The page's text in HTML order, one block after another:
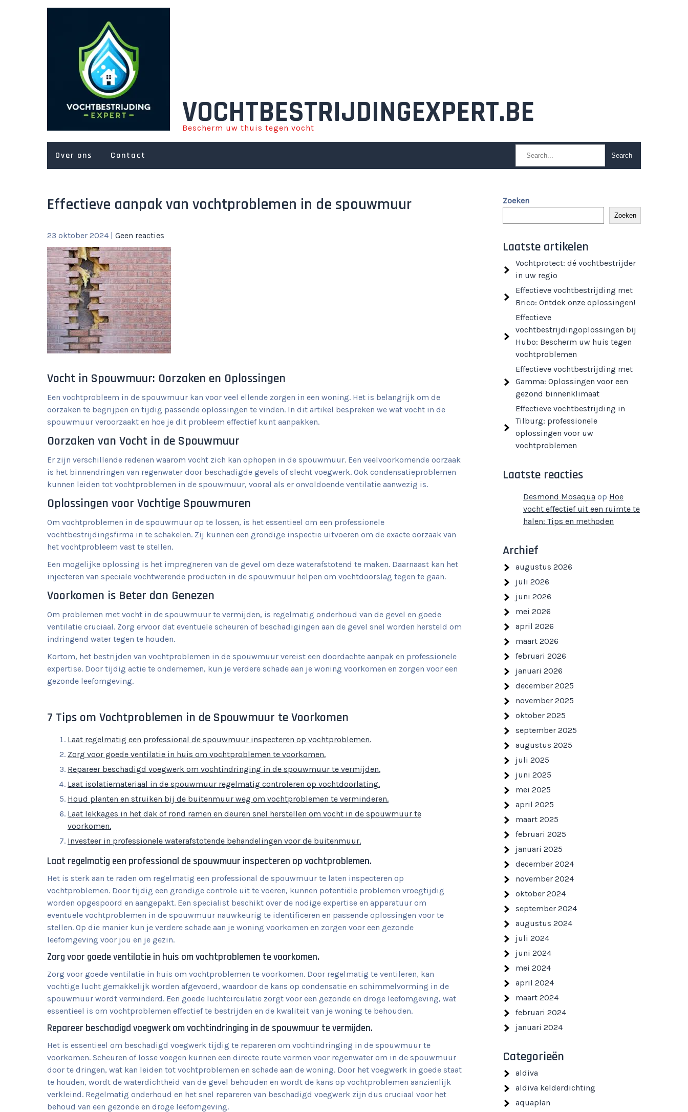
VOCHTBESTRIJDINGEXPERT.BE
Bescherm uw thuis tegen vocht
Over ons Contact
Effectieve aanpak van vochtproblemen in de spouwmuur
23 oktober 2024 | Geen reacties
Vocht in Spouwmuur: Oorzaken en Oplossingen
Een vochtprobleem in de spouwmuur kan voor veel ellende zorgen in een woning. Het is belangrijk om de
oorzaken te begrijpen en tijdig passende oplossingen te vinden. In dit artikel bespreken we wat vocht in de
spouwmuur veroorzaakt en hoe je dit probleem effectief kunt aanpakken.
Oorzaken van Vocht in de Spouwmuur
Er zijn verschillende redenen waarom vocht zich kan ophopen in de spouwmuur. Een veelvoorkomende oorzaak
is het binnendringen van regenwater door beschadigde gevels of slecht voegwerk. Ook condensatieproblemen
kunnen leiden tot vochtproblemen in de spouwmuur, vooral als er onvoldoende ventilatie aanwezig is.
Oplossingen voor Vochtige Spouwmuren
Om vochtproblemen in de spouwmuur op te lossen, is het essentieel om een professionele
vochtbestrijdingsfirma in te schakelen. Zij kunnen een grondige inspectie uitvoeren om de exacte oorzaak van
het vochtprobleem vast te stellen.
Een mogelijke oplossing is het impregneren van de gevel om deze waterafstotend te maken. Daarnaast kan het
injecteren van speciale vochtwerende producten in de spouwmuur helpen om vochtdoorslag tegen te gaan.
Voorkomen is Beter dan Genezen
Om problemen met vocht in de spouwmuur te vermijden, is regelmatig onderhoud van de gevel en goede
ventilatie cruciaal. Zorg ervoor dat eventuele scheuren of beschadigingen aan de gevel snel worden hersteld om
indringend water tegen te houden.
Kortom, het bestrijden van vochtproblemen in de spouwmuur vereist een doordachte aanpak en professionele
expertise. Door tijdig actie te ondernemen, kun je verdere schade aan je woning voorkomen en zorgen voor een
gezonde leefomgeving.
7 Tips om Vochtproblemen in de Spouwmuur te Voorkomen
Laat regelmatig een professional de spouwmuur inspecteren op vochtproblemen.
Zorg voor goede ventilatie in huis om vochtproblemen te voorkomen.
Repareer beschadigd voegwerk om vochtindringing in de spouwmuur te vermijden.
Laat isolatiemateriaal in de spouwmuur regelmatig controleren op vochtdoorlating.
Houd planten en struiken bij de buitenmuur weg om vochtproblemen te verminderen.
Laat lekkages in het dak of rond ramen en deuren snel herstellen om vocht in de spouwmuur te
voorkomen.
Investeer in professionele waterafstotende behandelingen voor de buitenmuur.
Laat regelmatig een professional de spouwmuur inspecteren op vochtproblemen.
Het is sterk aan te raden om regelmatig een professional de spouwmuur te laten inspecteren op
vochtproblemen. Door tijdig een grondige controle uit te voeren, kunnen potentiële problemen vroegtijdig
worden opgespoord en aangepakt. Een specialist beschikt over de nodige expertise en apparatuur om
eventuele vochtproblemen in de spouwmuur nauwkeurig te identificeren en passende oplossingen voor te
stellen. Op die manier kun je verdere schade aan je woning voorkomen en zorgen voor een gezonde
leefomgeving voor jou en je gezin.
Zorg voor goede ventilatie in huis om vochtproblemen te voorkomen.
Zorg voor goede ventilatie in huis om vochtproblemen te voorkomen. Door regelmatig te ventileren, kan
vochtige lucht gemakkelijk worden afgevoerd, waardoor de kans op condensatie en schimmelvorming in de
spouwmuur wordt verminderd. Een goede luchtcirculatie zorgt voor een gezonde en droge leefomgeving, wat
essentieel is om vochtproblemen effectief te bestrijden en de kwaliteit van je woning te behouden.
Repareer beschadigd voegwerk om vochtindringing in de spouwmuur te vermijden.
Het is essentieel om beschadigd voegwerk tijdig te repareren om vochtindringing in de spouwmuur te
voorkomen. Scheuren of losse voegen kunnen een directe route vormen voor regenwater om in de spouwmuur
door te dringen, wat kan leiden tot vochtproblemen en schade aan de woning. Door het voegwerk in goede staat
te houden, wordt de waterdichtheid van de gevel behouden en wordt de kans op vochtproblemen aanzienlijk
verkleind. Regelmatig onderhoud en het snel repareren van beschadigd voegwerk zijn dus cruciaal voor het
behoud van een gezonde en droge leefomgeving.
Zoeken
Zoeken
Laatste artikelen
Vochtprotect: dé vochtbestrijder
in uw regio
Effectieve vochtbestrijding met
Brico: Ontdek onze oplossingen!
Effectieve
vochtbestrijdingoplossingen bij
Hubo: Bescherm uw huis tegen
vochtproblemen
Effectieve vochtbestrijding met
Gamma: Oplossingen voor een
gezond binnenklimaat
Effectieve vochtbestrijding in
Tilburg: professionele
oplossingen voor uw
vochtproblemen
Laatste reacties
Desmond Mosaqua op Hoe
vocht effectief uit een ruimte te
halen: Tips en methoden
Archief
augustus 2026
juli 2026
juni 2026
mei 2026
april 2026
maart 2026
februari 2026
januari 2026
december 2025
november 2025
oktober 2025
september 2025
augustus 2025
juli 2025
juni 2025
mei 2025
april 2025
maart 2025
februari 2025
januari 2025
december 2024
november 2024
oktober 2024
september 2024
augustus 2024
juli 2024
juni 2024
mei 2024
april 2024
maart 2024
februari 2024
januari 2024
Categorieën
aldiva
aldiva kelderdichting
aquaplan